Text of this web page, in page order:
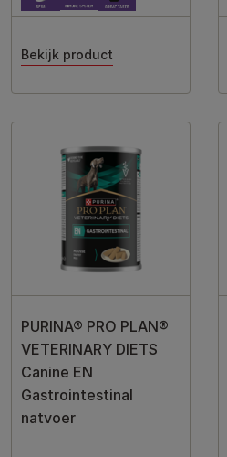
Bekijk product
PURINA® PRO PLAN®
VETERINARY DIETS
Canine EN
Gastrointestinal
natvoer